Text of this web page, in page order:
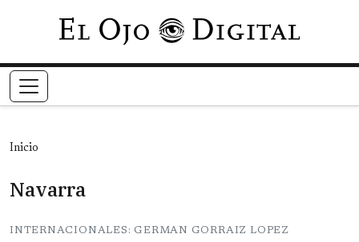
Pasar al contenido principal
Inicio
Navarra
INTERNACIONALES: GERMAN GORRAIZ LOPEZ